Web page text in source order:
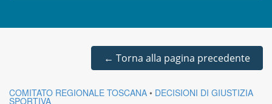
← Torna alla pagina precedente
COMITATO REGIONALE TOSCANA • DECISIONI DI GIUSTIZIA
SPORTIVA